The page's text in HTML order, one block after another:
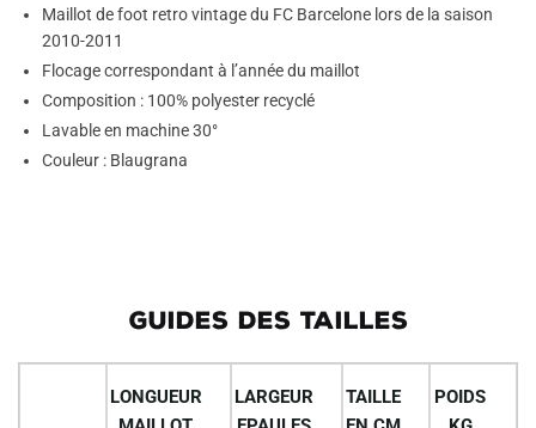
Maillot de foot retro vintage du FC Barcelone lors de la saison
2010-2011
Flocage correspondant à l’année du maillot
Composition : 100% polyester recyclé
Lavable en machine 30°
Couleur : Blaugrana
GUIDES DES TAILLES
LONGUEUR
LARGEUR
TAILLE
POIDS